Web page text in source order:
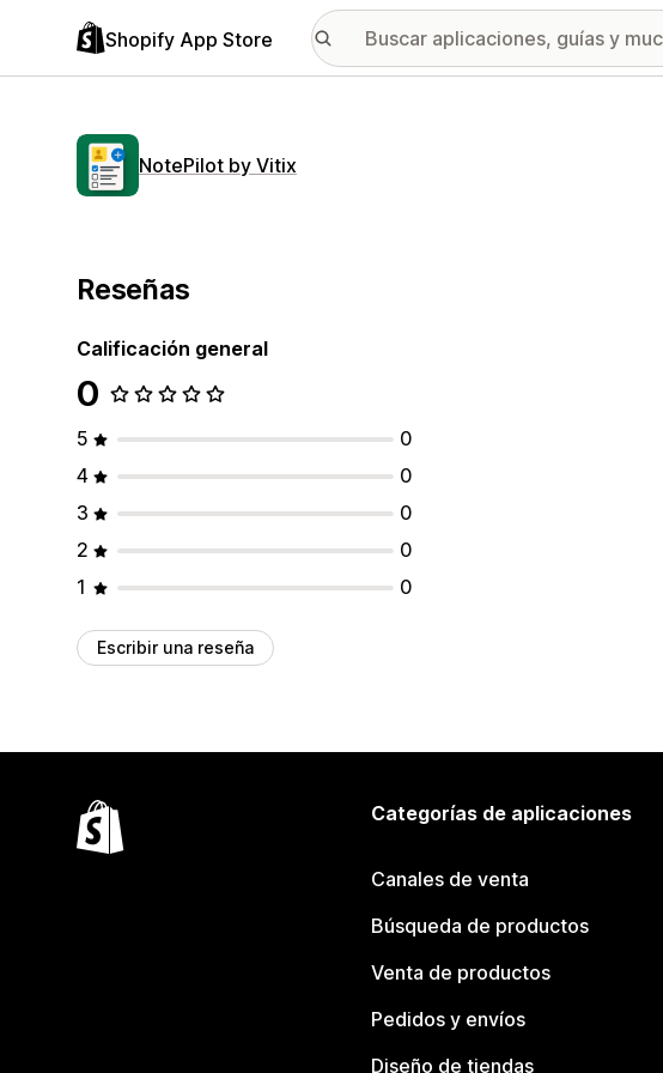
Shopify App Store
NotePilot by Vitix
Reseñas
Calificación general
0
5
0
4
0
3
0
2
0
1
0
Escribir una reseña
Categorías de aplicaciones
Canales de venta
Búsqueda de productos
Venta de productos
Pedidos y envíos
Diseño de tiendas